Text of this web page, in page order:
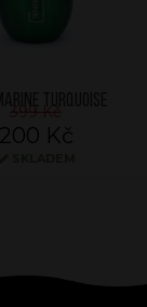
200 Kč